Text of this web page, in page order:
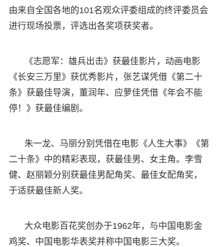
由来自全国各地的101名观众评委组成的终评委员会
进行现场投票，评选出各奖项获奖者。
《志愿军：雄兵出击》获最佳影片，动画电影
《长安三万里》获优秀影片，张艺谋凭借《第二十
条》获最佳导演，董润年、应萝佳凭借《年会不能
停！》获最佳编剧。
朱一龙、马丽分别凭借在电影《人生大事》《第
二十条》中的精彩表现，获最佳男、女主角。李雪
健、赵丽颖分别获最佳男配角奖、最佳女配角奖，
于适获最佳新人奖。
大众电影百花奖创办于1962年，与中国电影金
鸡奖、中国电影华表奖并称中国电影三大奖。